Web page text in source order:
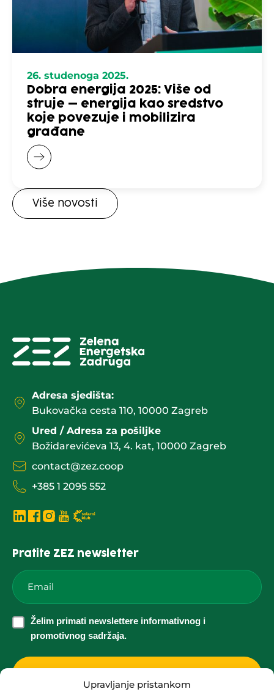
Upravljanje pristankom
26. studenoga 2025.
Dobra energija 2025: Više od
struje – energija kao sredstvo
koje povezuje i mobilizira
građane
Više novosti
Adresa sjedišta:
Bukovačka cesta 110, 10000 Zagreb
Ured / Adresa za pošiljke
Božidarevićeva 13, 4. kat, 10000 Zagreb
contact@zez.coop
+385 1 2095 552
Pratite ZEZ newsletter
Email
*
Želim
primati
informativnog
Želim primati newslettere informativnog i
promotivnog sadržaja.